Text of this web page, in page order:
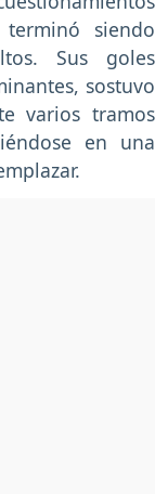
terminó siendo
Sus goles
sostuvo
varios tramos
en una